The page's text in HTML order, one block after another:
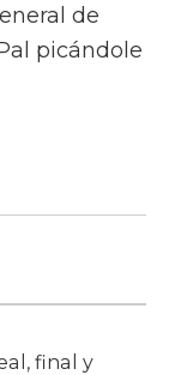
de
picándole
final y